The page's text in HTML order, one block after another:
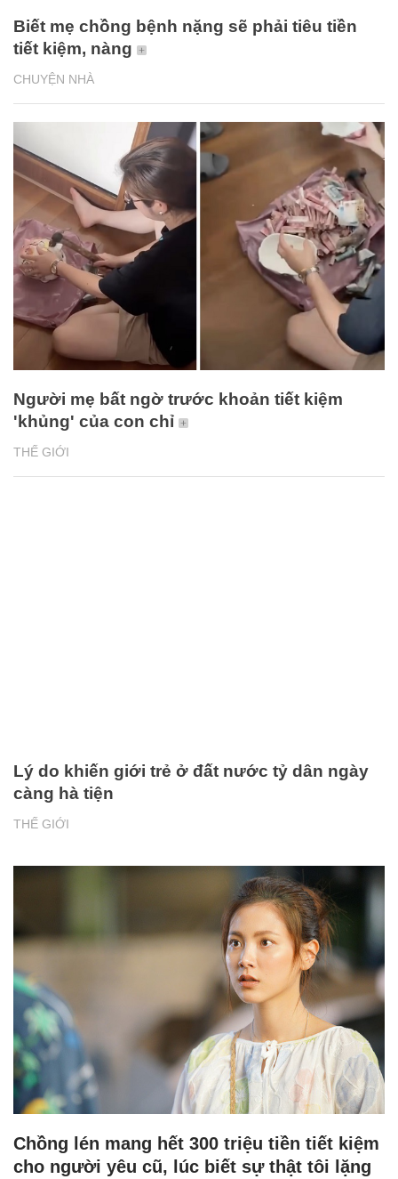
CHUYỆN NHÀ
Biết mẹ chồng bệnh nặng sẽ phải tiêu tiền
tiết kiệm, nàng
THẾ GIỚI
Người mẹ bất ngờ trước khoản tiết kiệm
'khủng' của con chỉ
THẾ GIỚI
Lý do khiến giới trẻ ở đất nước tỷ dân ngày
càng hà tiện
Chồng lén mang hết 300 triệu tiền tiết kiệm
cho người yêu cũ, lúc biết sự thật tôi lặng